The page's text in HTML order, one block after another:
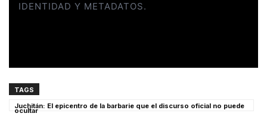
IDENTIDAD Y METADATOS.
TAGS
Juchitán: El epicentro de la barbarie que el discurso oficial no puede
ocultar